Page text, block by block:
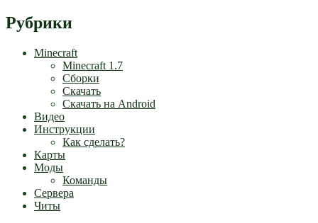
Рубрики
Minecraft
Minecraft 1.7
Сборки
Скачать
Скачать на Android
Видео
Инструкции
Как сделать?
Карты
Моды
Команды
Сервера
Читы